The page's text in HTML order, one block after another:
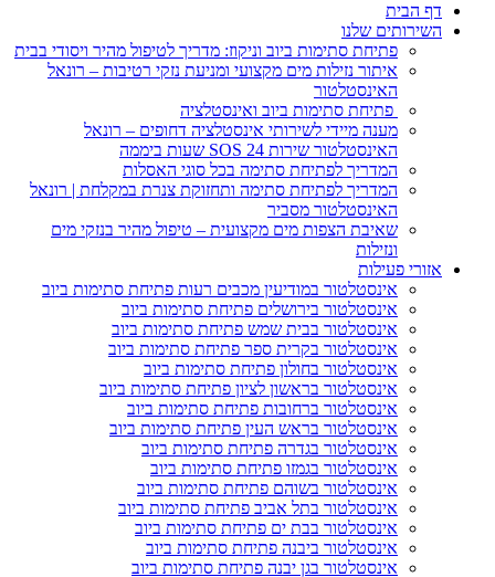
הבית
שלנו
פתיחת סתימות ביוב וניקוז: מדריך לטיפול מהיר ויסודי בבית
איתור נזילות מים מקצועי ומניעת נזקי רטיבות – רונאל
האינסטלטור
פתיחת סתימות ביוב ואינסטלציה
מענה מיידי לשירותי אינסטלציה דחופים – רונאל
האינסטלטור שירות SOS 24 שעות ביממה
המדריך לפתיחת סתימה בכל סוגי האסלות
המדריך לפתיחת סתימה ותחזוקת צנרת במקלחת | רונאל
האינסטלטור מסביר
שאיבת הצפות מים מקצועית – טיפול מהיר בנזקי מים
פעילות
אינסטלטור במודיעין מכבים רעות פתיחת סתימות ביוב
אינסטלטור בירושלים פתיחת סתימות ביוב
אינסטלטור בבית שמש פתיחת סתימות ביוב
אינסטלטור בקרית ספר פתיחת סתימות ביוב
אינסטלטור בחולון פתיחת סתימות ביוב
אינסטלטור בראשון לציון פתיחת סתימות ביוב
אינסטלטור ברחובות פתיחת סתימות ביוב
אינסטלטור בראש העין פתיחת סתימות ביוב
אינסטלטור בגדרה פתיחת סתימות ביוב
אינסטלטור בגמזו פתיחת סתימות ביוב
אינסטלטור בשוהם פתיחת סתימות ביוב
אינסטלטור בתל אביב פתיחת סתימות ביוב
אינסטלטור בבת ים פתיחת סתימות ביוב
אינסטלטור ביבנה פתיחת סתימות ביוב
אינסטלטור בגן יבנה פתיחת סתימות ביוב